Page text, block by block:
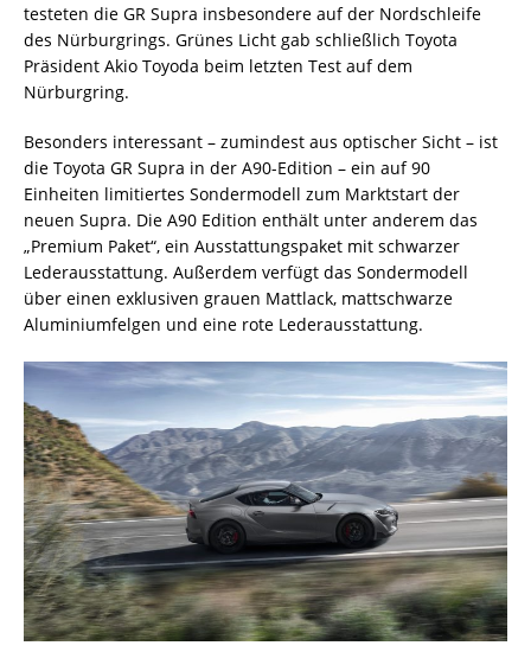
testeten die GR Supra insbesondere auf der Nordschleife
des Nürburgrings. Grünes Licht gab schließlich Toyota
Präsident Akio Toyoda beim letzten Test auf dem
Nürburgring.
Besonders interessant – zumindest aus optischer Sicht – ist
die Toyota GR Supra in der A90-Edition – ein auf 90
Einheiten limitiertes Sondermodell zum Marktstart der
neuen Supra. Die A90 Edition enthält unter anderem das
„Premium Paket“, ein Ausstattungspaket mit schwarzer
Lederausstattung. Außerdem verfügt das Sondermodell
über einen exklusiven grauen Mattlack, mattschwarze
Aluminiumfelgen und eine rote Lederausstattung.